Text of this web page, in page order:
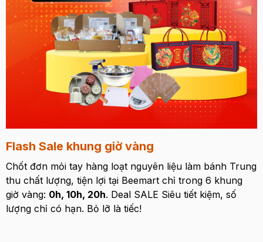
Flash Sale khung giờ vàng
Chốt đơn mỏi tay hàng loạt nguyên liệu làm bánh Trung
thu chất lượng, tiện lợi tại Beemart chỉ trong 6 khung
giờ vàng: 0h, 10h, 20h. Deal SALE Siêu tiết kiệm, số
lượng chỉ có hạn. Bỏ lỡ là tiếc!